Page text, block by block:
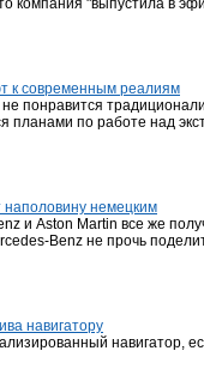
компания "выпустила в
к современным реалиям
понравится
планами по работе над
наполовину немецким
и Aston Martin все же
Benz не прочь
навигатору
навигатор,